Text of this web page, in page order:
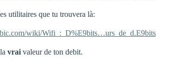
utilitaires que tu trouvera là:
wiki/Wifi_:_D%E9bits…urs_de_d.E9bits
vrai valeur de ton debit.